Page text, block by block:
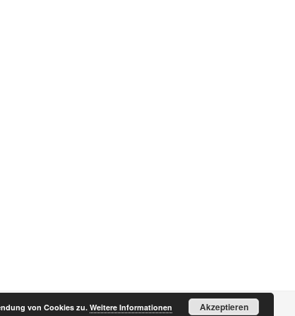
von Cookies zu.Weitere Informationen Akzeptieren